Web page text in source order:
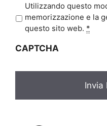
r
a
y
Utilizzando questo
memorizzazione e la
questo sito web. *
CAPTCHA